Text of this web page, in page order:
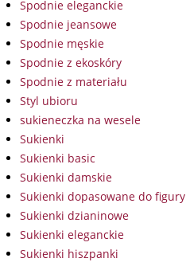
Spodnie eleganckie
Spodnie jeansowe
Spodnie męskie
Spodnie z ekoskóry
Spodnie z materiału
Styl ubioru
sukieneczka na wesele
Sukienki
Sukienki basic
Sukienki damskie
Sukienki dopasowane do figury
Sukienki dzianinowe
Sukienki eleganckie
Sukienki hiszpanki